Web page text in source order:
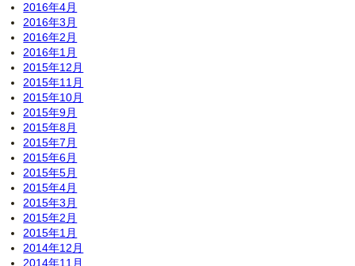
2016年4月
2016年3月
2016年2月
2016年1月
2015年12月
2015年11月
2015年10月
2015年9月
2015年8月
2015年7月
2015年6月
2015年5月
2015年4月
2015年3月
2015年2月
2015年1月
2014年12月
2014年11月